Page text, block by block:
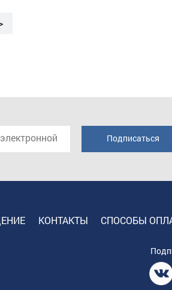
КОНТАКТЫ СПОСОБЫ